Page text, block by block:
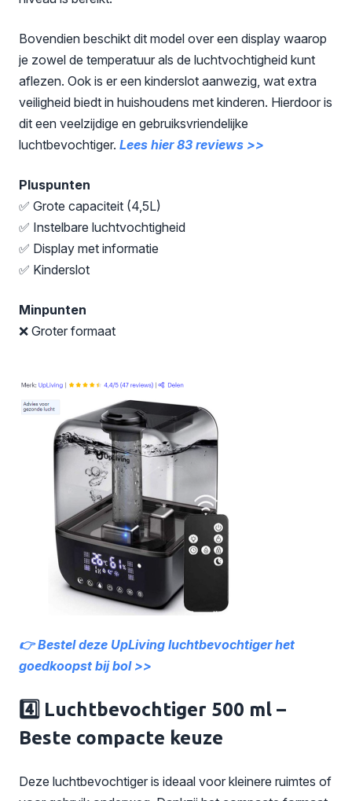
Bovendien beschikt dit model over een display waarop
je zowel de temperatuur als de luchtvochtigheid kunt
aflezen. Ook is er een kinderslot aanwezig, wat extra
veiligheid biedt in huishoudens met kinderen. Hierdoor is
dit een veelzijdige en gebruiksvriendelijke
luchtbevochtiger. Lees hier 83 reviews >>
Pluspunten
✅ Grote capaciteit (4,5L)
✅ Instelbare luchtvochtigheid
✅ Display met informatie
✅ Kinderslot
Minpunten
❌ Groter formaat
👉 Bestel deze UpLiving luchtbevochtiger het
goedkoopst bij bol >>
4️⃣ Luchtbevochtiger 500 ml –
Beste compacte keuze
Deze luchtbevochtiger is ideaal voor kleinere ruimtes of